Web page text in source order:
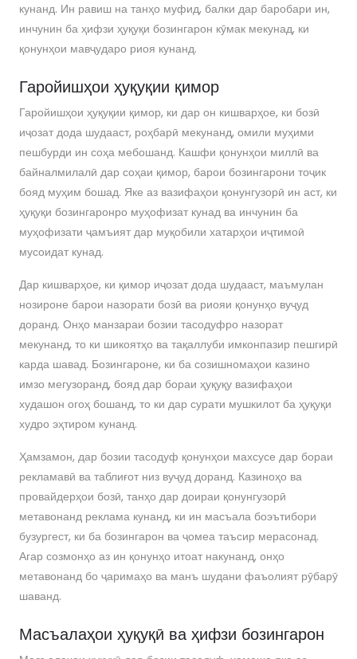
кунанд. Ин равиш на танҳо муфид, балки дар баробари ин,
инчунин ба ҳифзи ҳуқуқи бозингарон кӯмак мекунад, ки
қонунҳои мавҷударо риоя кунанд.
Гаройишҳои ҳуқуқии қимор
Гаройишҳои ҳуқуқии қимор, ки дар он кишварҳое, ки бозӣ
иҷозат дода шудааст, роҳбарӣ мекунанд, омили муҳими
пешбурди ин соҳа мебошанд. Кашфи қонунҳои миллӣ ва
байналмилалӣ дар соҳаи қимор, барои бозингарони тоҷик
бояд муҳим бошад. Яке аз вазифаҳои қонунгузорӣ ин аст, ки
ҳуқуқи бозингаронро муҳофизат кунад ва инчунин ба
муҳофизати ҷамъият дар муқобили хатарҳои иҷтимоӣ
мусоидат кунад.
Дар кишварҳое, ки қимор иҷозат дода шудааст, маъмулан
нозироне барои назорати бозӣ ва риояи қонунҳо вуҷуд
доранд. Онҳо манзараи бозии тасодуфро назорат
мекунанд, то ки шикоятҳо ва тақаллуби имконпазир пешгирӣ
карда шавад. Бозингароне, ки ба созишномаҳои казино
имзо мегузоранд, бояд дар бораи ҳуқуқу вазифаҳои
худашон огоҳ бошанд, то ки дар сурати мушкилот ба ҳуқуқи
худро эҳтиром кунанд.
Ҳамзамон, дар бозии тасодуф қонунҳои махсусе дар бораи
рекламавӣ ва таблиғот низ вуҷуд доранд. Казиноҳо ва
провайдерҳои бозӣ, танҳо дар доираи қонунгузорӣ
метавонанд реклама кунанд, ки ин масъала боэътибори
бузургест, ки ба бозингарон ва ҷомеа таъсир мерасонад.
Агар созмонҳо аз ин қонунҳо итоат накунанд, онҳо
метавонанд бо ҷаримаҳо ва манъ шудани фаъолият рӯбарӯ
шаванд.
Масъалаҳои ҳуқуқӣ ва ҳифзи бозингарон